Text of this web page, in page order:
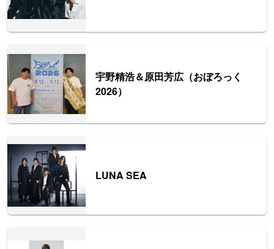
宇野精浩＆原田芳広（おぼろっく
2026）
LUNA SEA